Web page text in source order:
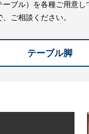
ブル）を各種ご用意し
ご相談ください。
テーブル脚